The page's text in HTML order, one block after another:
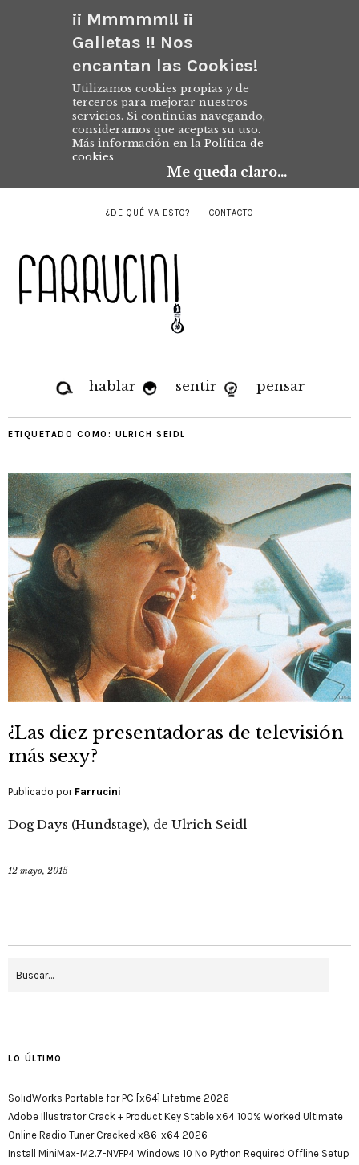
¡¡ Mmmmm!! ¡¡
Galletas !! Nos
encantan las Cookies!
Utilizamos cookies propias y de
terceros para mejorar nuestros
servicios. Si continúas navegando,
consideramos que aceptas su uso.
Más información en la Política de
cookies
Me queda claro...
¿DE QUÉ VA ESTO? CONTACTO
hablar sentir pensar
ETIQUETADO COMO: ULRICH SEIDL
¿Las diez presentadoras de televisión
más sexy?
Publicado por Farrucini
Dog Days (Hundstage), de Ulrich Seidl
12 mayo, 2015
LO ÚLTIMO
SolidWorks Portable for PC [x64] Lifetime 2026
Adobe Illustrator Crack + Product Key Stable x64 100% Worked Ultimate
Online Radio Tuner Cracked x86-x64 2026
Install MiniMax-M2.7-NVFP4 Windows 10 No Python Required Offline Setup